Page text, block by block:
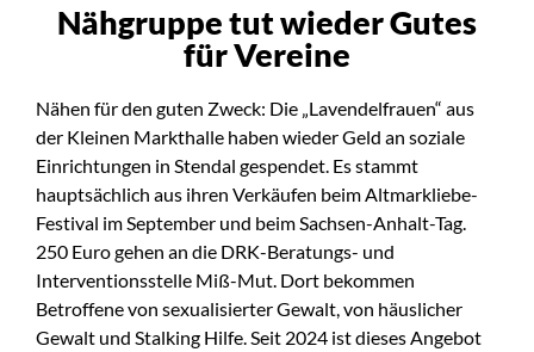
Nähgruppe tut wieder Gutes
für Vereine
Nähen für den guten Zweck: Die „Lavendelfrauen“ aus
der Kleinen Markthalle haben wieder Geld an soziale
Einrichtungen in Stendal gespendet. Es stammt
hauptsächlich aus ihren Verkäufen beim Altmarkliebe-
Festival im September und beim Sachsen-Anhalt-Tag.
250 Euro gehen an die DRK-Beratungs- und
Interventionsstelle Miß-Mut. Dort bekommen
Betroffene von sexualisierter Gewalt, von häuslicher
Gewalt und Stalking Hilfe. Seit 2024 ist dieses Angebot